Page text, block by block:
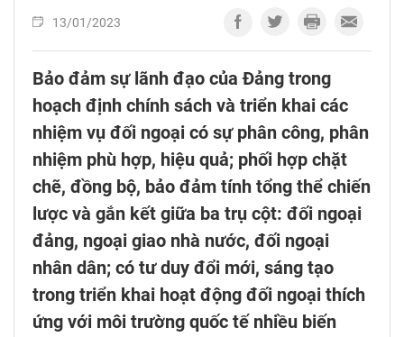
13/01/2023
Bảo đảm sự lãnh đạo của Đảng trong
hoạch định chính sách và triển khai các
nhiệm vụ đối ngoại có sự phân công, phân
nhiệm phù hợp, hiệu quả; phối hợp chặt
chẽ, đồng bộ, bảo đảm tính tổng thể chiến
lược và gắn kết giữa ba trụ cột: đối ngoại
đảng, ngoại giao nhà nước, đối ngoại
nhân dân; có tư duy đổi mới, sáng tạo
trong triển khai hoạt động đối ngoại thích
ứng với môi trường quốc tế nhiều biến